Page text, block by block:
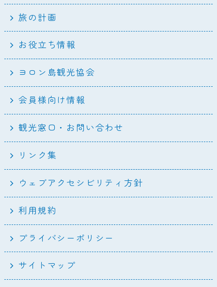
旅の計画
お役立ち情報
ヨロン島観光協会
会員様向け情報
観光窓口・お問い合わせ
リンク集
ウェブアクセシビリティ方針
利用規約
プライバシーポリシー
サイトマップ